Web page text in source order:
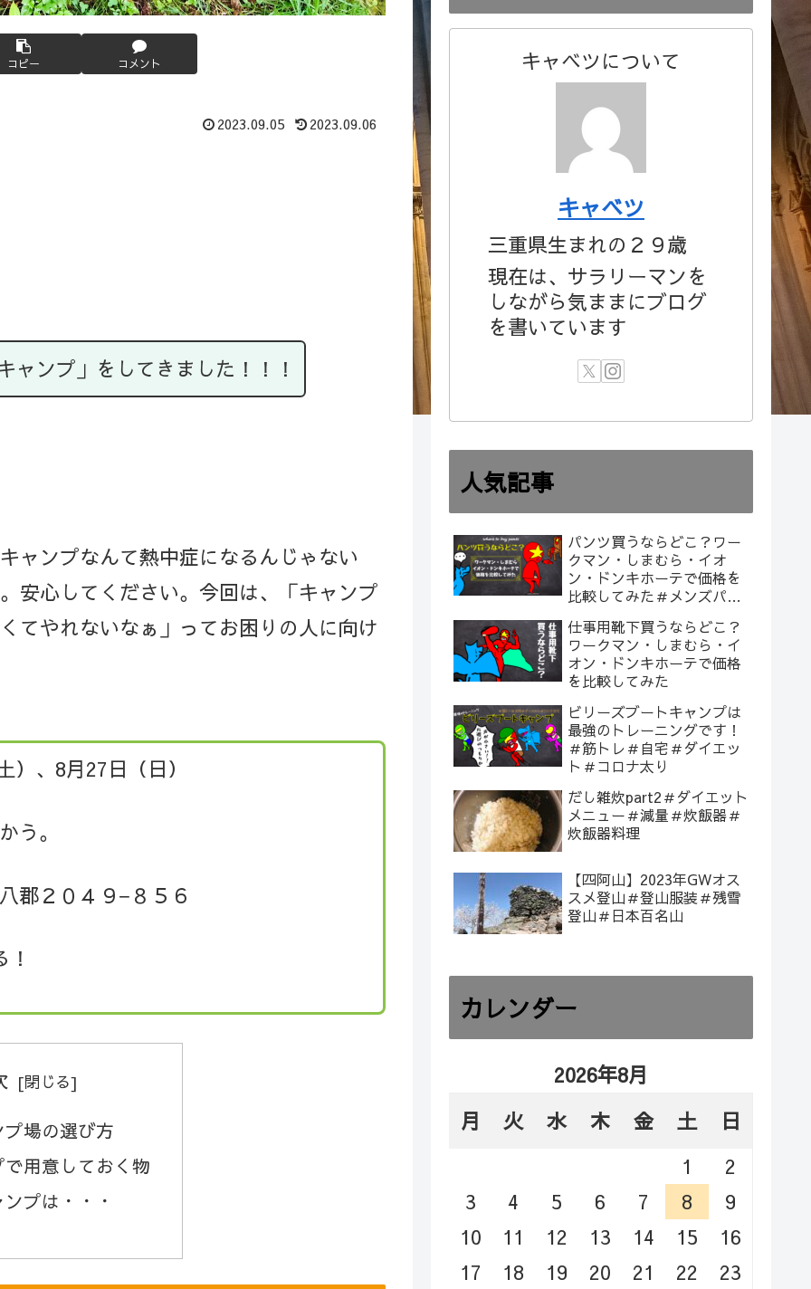
コピー コメント
2023.09.05 2023.09.06
ャンプ」をしてきました！！！
ャンプなんて熱中症になるんじゃない
安心してください。今回は、「キャンプ
てやれないなぁ」ってお困りの人に向け
、8月27日（日）
う。
郡２０４９−８５６
場の選び方
用意しておく物
プは・・・
キャベツについて
キャベツ
三重県生まれの２９歳
現在は、サラリーマンを
しながら気ままにブログ
を書いています
人気記事
パンツ買うならどこ？ワー
クマン・しまむら・イオ
ン・ドンキホーテで価格を
比較してみた＃メンズパン
仕事用靴下買うならどこ？
ワークマン・しまむら・イ
オン・ドンキホーテで価格
を比較してみた
ビリーズブートキャンプは
最強のトレーニングです！
＃筋トレ＃自宅＃ダイエッ
ト＃コロナ太り
だし雑炊part2＃ダイエット
メニュー＃減量＃炊飯器＃
炊飯器料理
【四阿山】2023年GWオス
スメ登山＃登山服装＃残雪
登山＃日本百名山
カレンダー
2026年8月
月
火 水 木 金 土
日
1
2
3
4 5 6 7 8
9
10
11 12 13 14 15
16
17
18 19 20 21 22 23